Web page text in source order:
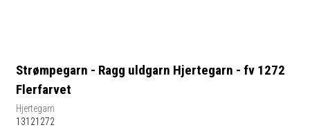
Strømpegarn - Ragg uldgarn Hjertegarn - fv 1272
Flerfarvet
Hjertegarn
13121272